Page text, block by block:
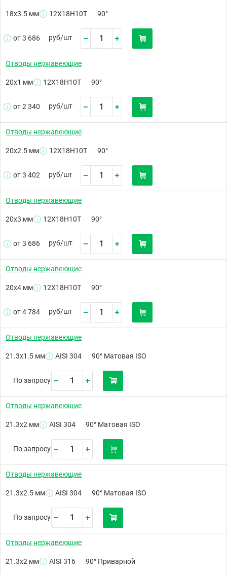
18х3.5 мм 12Х18Н10Т 90°
от 3 686 руб/шт
Отводы нержавеющие
20х1 мм 12Х18Н10Т 90°
от 2 340 руб/шт
Отводы нержавеющие
20х2.5 мм 12Х18Н10Т 90°
от 3 402 руб/шт
Отводы нержавеющие
20х3 мм 12Х18Н10Т 90°
от 3 686 руб/шт
Отводы нержавеющие
20х4 мм 12Х18Н10Т 90°
от 4 784 руб/шт
Отводы нержавеющие
21.3х1.5 мм AISI 304 90° Матовая ISO
По запросу
Отводы нержавеющие
21.3х2 мм AISI 304 90° Матовая ISO
По запросу
Отводы нержавеющие
21.3х2.5 мм AISI 304 90° Матовая ISO
По запросу
Отводы нержавеющие
21.3х2 мм AISI 316 90° Приварной